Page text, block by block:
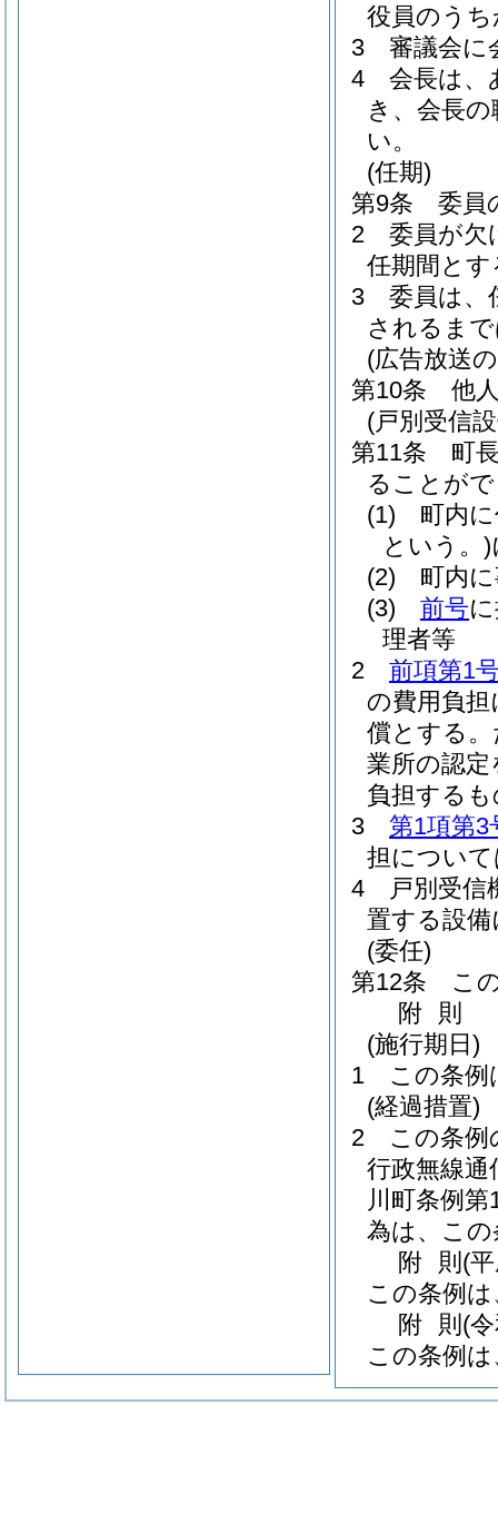
役員のう
3
審議会に
4
会長は、
き、会長
い。
(任期)
第9条
委員
2
委員が欠
任期間とす
3
委員は、
されるま
(広告放送
第10条
他
(戸別受信
第11条
町
ることが
(1)
町内
という。)
(2)
町内
(3)
前号
理者等
2
前項第1
の費用負
償とする。
業所の認
負担する
3
第1項第3
担につい
4
戸別受
置する設
(委任)
第12条
こ
附 則
(施行期日)
1
この条例
(経過措置)
2
この条例
行政無線通
川町条例第
為は、こ
附 則 (
この条例
附 則 (
この条例